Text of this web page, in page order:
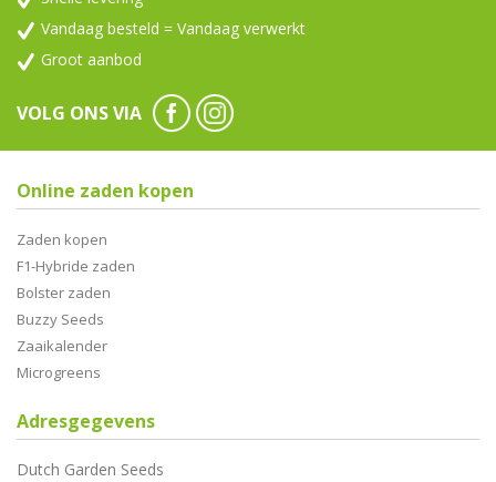
Vandaag besteld = Vandaag verwerkt
Groot aanbod
VOLG ONS VIA
Online zaden kopen
Zaden kopen
F1-Hybride zaden
Bolster zaden
Buzzy Seeds
Zaaikalender
Microgreens
Adresgegevens
Dutch Garden Seeds